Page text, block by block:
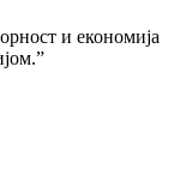
и економија